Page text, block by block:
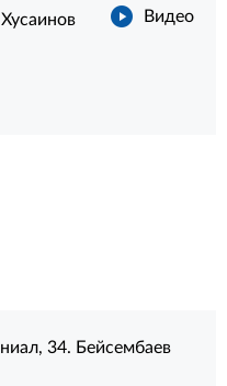
Видео
, 34. Бейсембаев